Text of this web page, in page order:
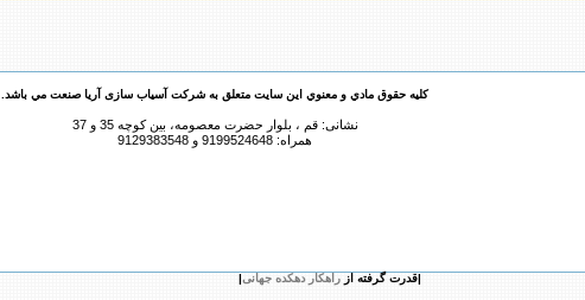
کليه حقوق مادي و معنوي اين سايت متعلق به شرکت آسیاب سازی آریا صنعت مي باشد.
نشانی: قم ، بلوار حضرت معصومه، بین کوچه 35 و 37
همراه: 9199524648 و 9129383548
|قدرت گرفته از راهکار دهکده جهانی|